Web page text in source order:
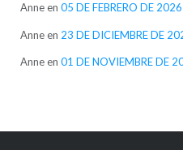
Anneen 05 DE FEBRERO DE 2026
Anneen 23 DE DICIEMBRE DE
Anneen 01 DE NOVIEMBRE DE